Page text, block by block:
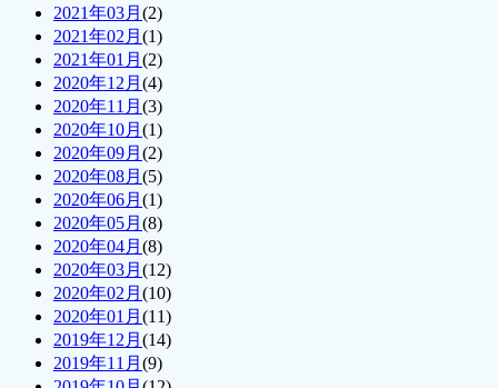
2021年03月 (2)
2021年02月 (1)
2021年01月 (2)
2020年12月 (4)
2020年11月 (3)
2020年10月 (1)
2020年09月 (2)
2020年08月 (5)
2020年06月 (1)
2020年05月 (8)
2020年04月 (8)
2020年03月 (12)
2020年02月 (10)
2020年01月 (11)
2019年12月 (14)
2019年11月 (9)